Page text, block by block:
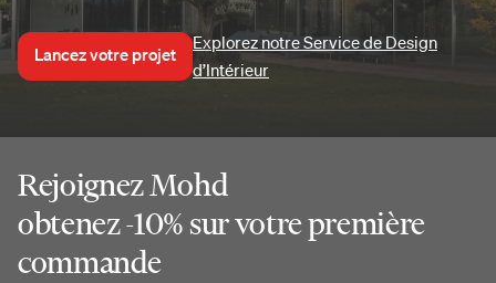
Lancez votre projet
Explorez notre Service de Design
d’Intérieur
Rejoignez Mohd
obtenez -10% sur votre première
commande